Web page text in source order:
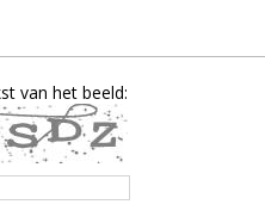
van het beeld: